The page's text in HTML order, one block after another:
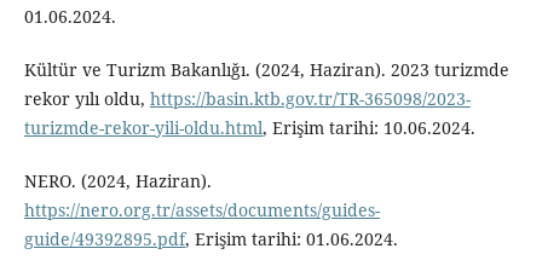
01.06.2024.
Kültür ve Turizm Bakanlığı. (2024, Haziran). 2023 turizmde
rekor yılı oldu, https://basin.ktb.gov.tr/TR-365098/2023-
turizmde-rekor-yili-oldu.html, Erişim tarihi: 10.06.2024.
NERO. (2024, Haziran).
https://nero.org.tr/assets/documents/guides-
guide/49392895.pdf, Erişim tarihi: 01.06.2024.